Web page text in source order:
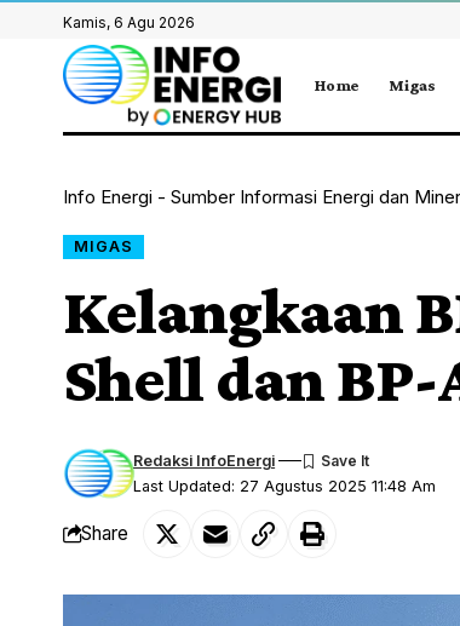
Kamis, 6 Agu 2026
Home Migas
Info Energi - Sumber Informasi Energi dan
MIGAS
Kelangkaan
Shell dan BP-
Last Updated: 27 Agustus 2025 11:48 Am
Redaksi InfoEnergi
Share